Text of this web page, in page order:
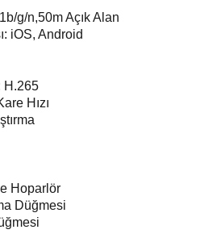
g/n,50m Açık Alan
iOS, Android
H.265
Hızı
Hoparlör
Düğmesi